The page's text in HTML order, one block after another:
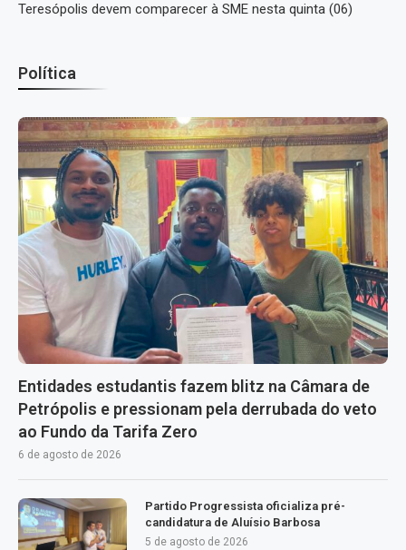
Teresópolis devem comparecer à SME nesta quinta (06)
Política
Entidades estudantis fazem blitz na Câmara de
Petrópolis e pressionam pela derrubada do veto
ao Fundo da Tarifa Zero
6 de agosto de 2026
Partido Progressista oficializa pré-
candidatura de Aluísio Barbosa
5 de agosto de 2026